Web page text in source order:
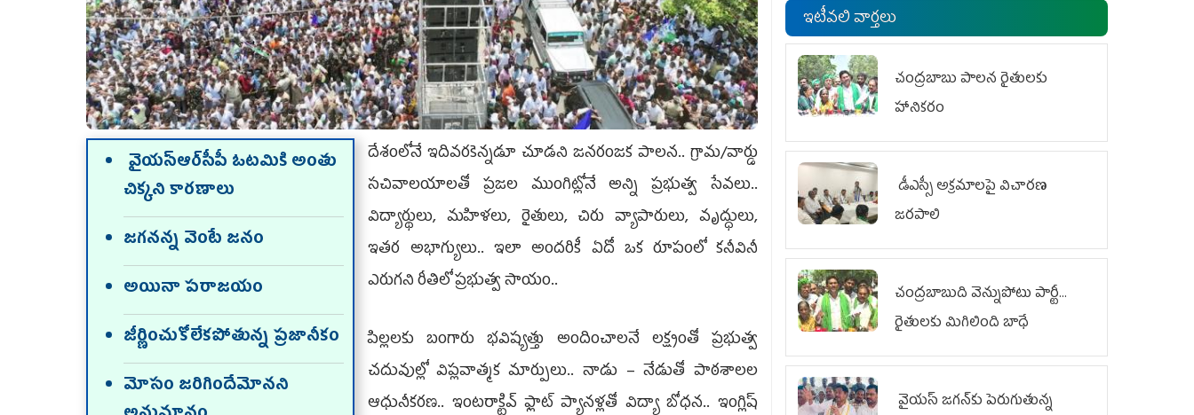
వైయ‌స్ఆర్‌సీపీ ఓటమికి అంతు
చిక్కని కారణాలు
జగనన్న వెంటే జనం
అయినా పరాజయం
జీర్ణించుకోలేకపోతున్న ప్రజానీకం
మోసం జరిగిందేమోనని
దేశంలోనే ఇదివరకెన్నడూ చూడని జనరంజక పాలన.. గ్రామ/వార్డు
సచివాలయాలతో ప్రజల ముంగిట్లోనే అన్ని ప్రభుత్వ సేవలు..
విద్యార్థులు, మహిళలు, రైతులు, చిరు వ్యాపారులు, వృద్ధులు,
ఇతర అభాగ్యులు.. ఇలా అందరికీ ఏదో ఒక రూపంలో కనీవినీ
ఎరుగని రీతిలో ప్రభుత్వ సాయం..
పిల్లలకు బంగారు భవిష్యత్తు అందించాలనే లక్ష్యంతో ప్రభుత్వ
చదువుల్లో విప్లవాత్మక మార్పులు.. నాడు – నేడుతో పాఠశాలల
ఆధునీకరణ.. ఇంటరాక్టివ్‌ ఫ్లాట్‌ ప్యానళ్లతో విద్యా బోధన.. ఇంగ్లిష్‌
ఇటీవలి వార్తలు
చంద్రబాబు పాలన రైతులకు
హానికరం
డీఎస్సీ అక్రమాలపై విచారణ
జరపాలి
చంద్రబాబుది వెన్నుపోటు పార్టీ...
రైతులకు మిగిలింది బాధే
వైయ‌స్ జగన్‌కు పెరుగుతున్న